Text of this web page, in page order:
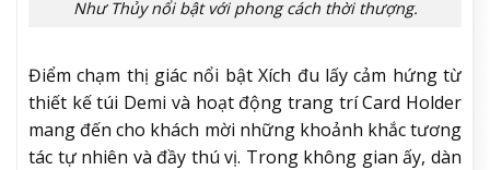
Như Thủy nổi bật với phong cách thời thượng.
Điểm chạm thị giác nổi bật Xích đu lấy cảm hứng từ
thiết kế túi Demi và hoạt động trang trí Card Holder
mang đến cho khách mời những khoảnh khắc tương
tác tự nhiên và đầy thú vị. Trong không gian ấy, dàn